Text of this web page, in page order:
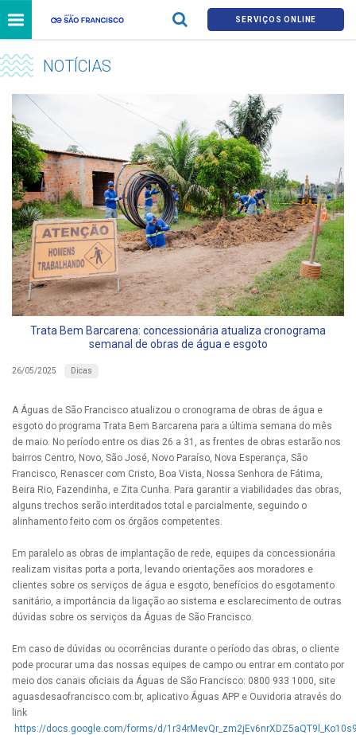
SERVIÇOS ONLINE
NOTÍCIAS
Trata Bem Barcarena: concessionária atualiza cronograma
semanal de obras de água e esgoto
26/05/2025 Dicas
A Águas de São Francisco atualizou o cronograma de obras de água e
esgoto do programa Trata Bem Barcarena para a última semana do mês
de maio. No período entre os dias 26 a 31, as frentes de obras estarão nos
bairros Centro, Novo, São José, Novo Paraíso, Nova Esperança, São
Francisco, Renascer com Cristo, Boa Vista, Nossa Senhora de Fátima,
Beira Rio, Fazendinha, e Zita Cunha. Para garantir a viabilidades das obras,
alguns trechos serão interditados total e parcialmente, seguindo o
alinhamento feito com os órgãos competentes.
Em paralelo as obras de implantação de rede, equipes da concessionária
realizam visitas porta a porta, levando orientações aos moradores e
clientes sobre os serviços de água e esgoto, benefícios do esgotamento
sanitário, a importância da ligação ao sistema e esclarecimento de outras
dúvidas sobre os serviços da Águas de São Francisco.
Em caso de dúvidas ou ocorrências durante o período das obras, o cliente
pode procurar uma das nossas equipes de campo ou entrar em contato por
meio dos canais oficiais da Águas de São Francisco: 0800 933 1000, site
aguasdesaofrancisco.com.br, aplicativo Águas APP e Ouvidoria através do
link
https://docs.google.com/forms/d/